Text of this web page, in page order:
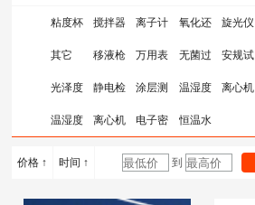
卡 备 理 测仪器
粘度杯 搅拌器 离子计
测量仪
氧化还
原电位
计
旋光仪
其它 移液枪 万用表 无菌过
滤器
安规试
验指
光泽度
仪
静电检
测仪
涂层测
厚仪
温湿度
计
离心机
温湿度 离心机 电子密
度计
恒温水
浴锅
价格 ↑ 时间 ↑ 到